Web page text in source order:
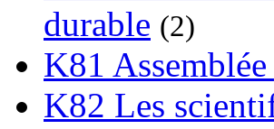
durable (2)
K81
K82 Les